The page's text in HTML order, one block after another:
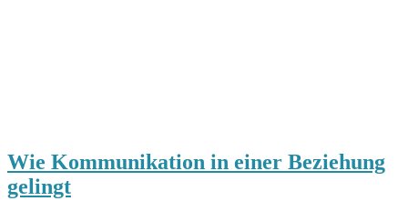
Wie Kommunikation in einer Beziehung
gelingt